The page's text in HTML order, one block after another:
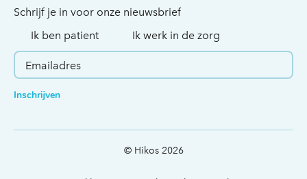
Hoe kunnen we je helpen?
Schrijf je in voor onze nieuwsbrief
Ik ben patient
Ik werk in de zorg
Inschrijven
© Hikos 2026